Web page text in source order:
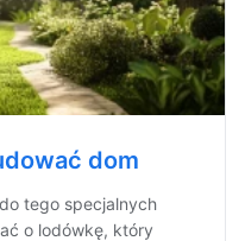
dom
tego specjalnych
o lodówkę, który